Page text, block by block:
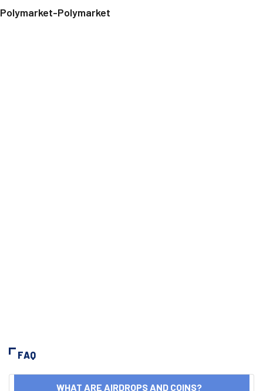
Polymarket-Polymarket
FAQ
WHAT ARE AIRDROPS AND COINS?